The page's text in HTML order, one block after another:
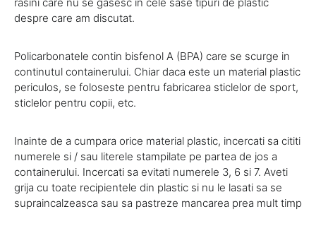
despre care am discutat.
Policarbonatele contin bisfenol A (BPA) care se scurge in
continutul containerului. Chiar daca este un material plastic
periculos, se foloseste pentru fabricarea sticlelor de sport,
sticlelor pentru copii, etc.
Inainte de a cumpara orice material plastic, incercati sa cititi
numerele si / sau literele stampilate pe partea de jos a
containerului. Incercati sa evitati numerele 3, 6 si 7. Aveti
grija cu toate recipientele din plastic si nu le lasati sa se
supraincalzeasca sau sa pastreze mancarea prea mult timp